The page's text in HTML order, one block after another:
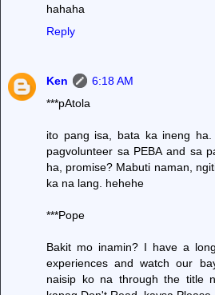
hahaha
Reply
Ken
6:18 AM
***pAtola
ito pang isa, bata ka ineng
pagvolunteer sa PEBA and sa
ha, promise? Mabuti naman,
ka na lang. hehehe
***Pope
Bakit mo inamin? I have a
experiences and watch our
naisip ko na through the title